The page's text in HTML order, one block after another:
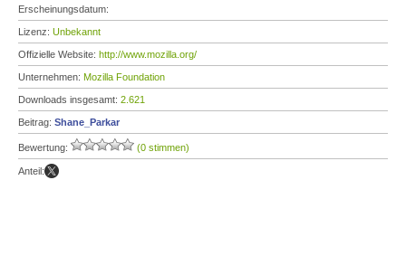
Erscheinungsdatum:
Lizenz: Unbekannt
Offizielle Website: http://www.mozilla.org/
Unternehmen: Mozilla Foundation
Downloads insgesamt: 2.621
Beitrag: Shane_Parkar
Bewertung: (0 stimmen)
Anteil: